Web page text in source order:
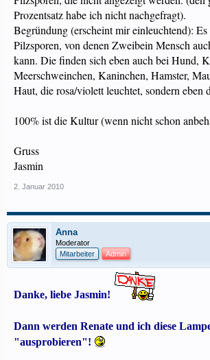
Prozentsatz habe ich nicht nachgefragt).
Begründung (erscheint mir einleuchtend): Es
Pilzsporen, von denen Zweibein Mensch
kann. Die finden sich eben auch bei Hund,
Meerschweinchen, Kaninchen, Hamster,
Haut, die rosa/violett leuchtet, sondern eben
100% ist die Kultur (wenn nicht schon
Gruss
Jasmin
2. Januar 2010
Anna
Moderator
Mitarbeiter
Admin
Danke, liebe Jasmin!
Dann werden Renate und ich diese
"ausprobieren"!